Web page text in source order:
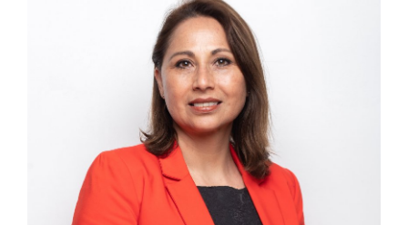
Funcionarios